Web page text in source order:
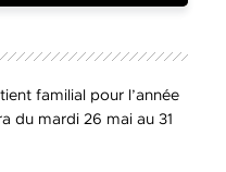
familial pour l’année
du mardi 26 mai au 31